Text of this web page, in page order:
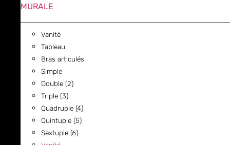
MURALE
Vanité
Tableau
Bras articulés
Simple
Double (2)
Triple (3)
Quadruple (4)
Quintuple (5)
Sextuple (6)